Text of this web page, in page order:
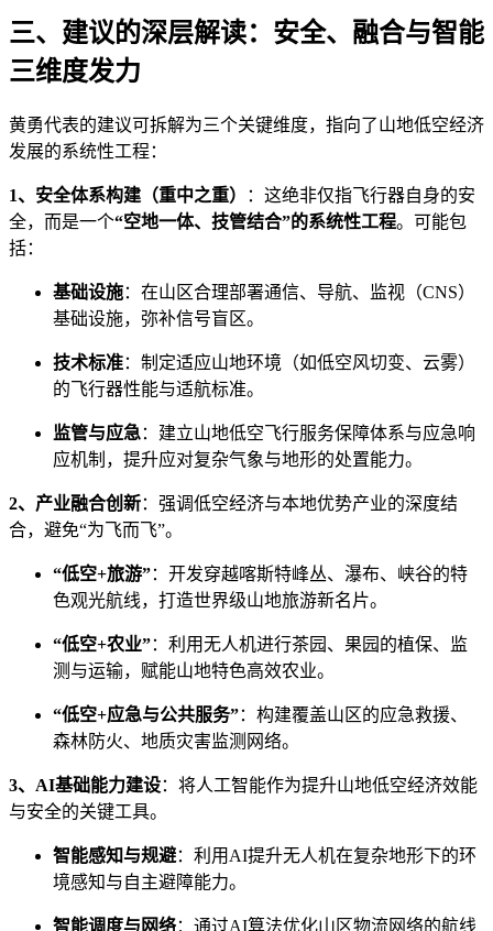
三、建议的深层解读：安全、融合与智能
三维度发力
黄勇代表的建议可拆解为三个关键维度，指向了山地低空经济
发展的系统性工程：
1、安全体系构建（重中之重）
：这绝非仅指飞行器自身的安
全，而是一个“空地一体、技管结合”的系统性工程。可能包
括：
基础设施：在山区合理部署通信、导航、监视（CNS）
基础设施，弥补信号盲区。
技术标准：制定适应山地环境（如低空风切变、云雾）
的飞行器性能与适航标准。
监管与应急：建立山地低空飞行服务保障体系与应急响
应机制，提升应对复杂气象与地形的处置能力。
2、产业融合创新：强调低空经济与本地优势产业的深度结
合，避免“为飞而飞”。
“低空+旅游”：开发穿越喀斯特峰丛、瀑布、峡谷的特
色观光航线，打造世界级山地旅游新名片。
“低空+农业”：利用无人机进行茶园、果园的植保、监
测与运输，赋能山地特色高效农业。
“低空+应急与公共服务”：构建覆盖山区的应急救援、
森林防火、地质灾害监测网络。
3、AI基础能力建设：将人工智能作为提升山地低空经济效能
与安全的关键工具。
智能感知与规避：利用AI提升无人机在复杂地形下的环
境感知与自主避障能力。
智能调度与网络：通过AI算法优化山区物流网络的航线